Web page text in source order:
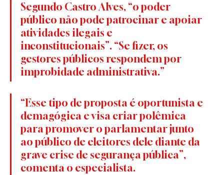
Segundo Castro Alves, “o poder
público não pode patrocinar e apoiar
atividades ilegais e
inconstitucionais”. “Se fizer, os
gestores públicos respondem por
improbidade administrativa.”
“Esse tipo de proposta é oportunista e
demagógica e visa criar polêmica
para promover o parlamentar junto
ao público de eleitores dele diante da
grave crise de segurança pública”,
comenta o especialista.